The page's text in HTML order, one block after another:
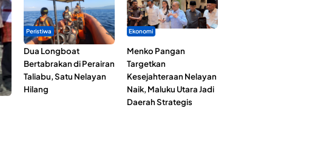
Peristiwa
Dua Longboat
Bertabrakan di Perairan
Taliabu, Satu Nelayan
Hilang
Ekonomi
Menko Pangan
Targetkan
Kesejahteraan Nelayan
Naik, Maluku Utara Jadi
Daerah Strategis